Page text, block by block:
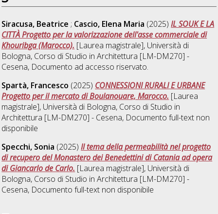
Siracusa, Beatrice ; Cascio, Elena Maria (2025)IL SOUK E LA
CITTÀ Progetto per la valorizzazione dell'asse commerciale di
Khouribga (Marocco). [Laurea magistrale], Università di
Bologna, Corso di Studio inArchitettura [LM-DM270] -
Cesena, Documento ad accesso riservato.
Spartà, Francesco (2025) CONNESSIONI RURALI E URBANE
Progetto per il mercato di Boulanouare, Marocco. [Laurea
magistrale], Università di Bologna, Corso di Studio in
Architettura [LM-DM270] - Cesena, Documento full-text non
disponibile
Specchi, Sonia (2025)Il tema della permeabilità nel progetto
di recupero del Monastero dei Benedettini di Catania ad opera
di Giancarlo de Carlo. [Laurea magistrale], Università di
Bologna, Corso di Studio inArchitettura [LM-DM270] -
Cesena, Documento full-text non disponibile